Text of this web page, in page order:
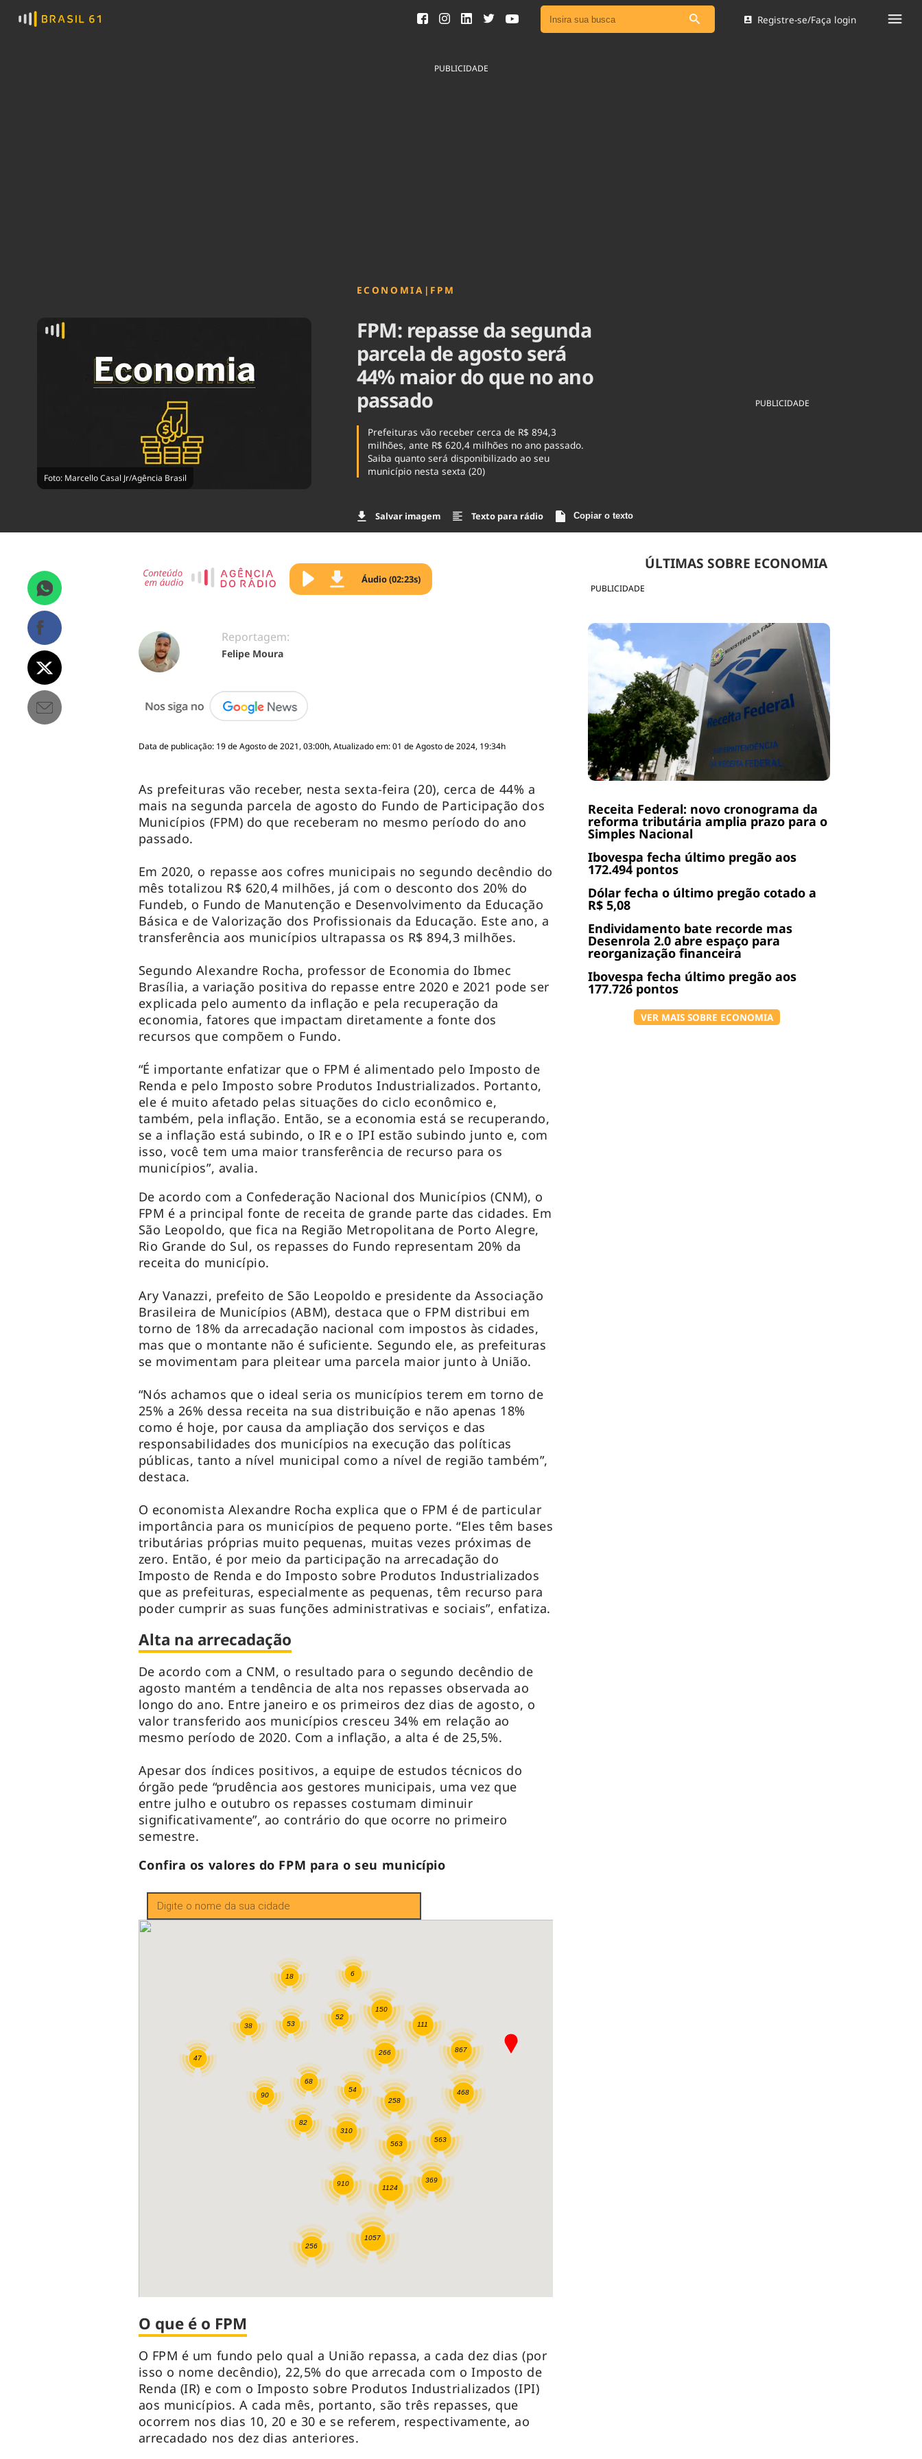
Ver todas as notícias
Agronegócios
Brasil
Cinema
Registre-se/Faça login
PUBLICIDADE
Foto: Marcello Casal Jr/Agência Brasil
ECONOMIA | FPM
FPM: repasse da segunda
parcela de agosto será
44% maior do que no ano
passado
Prefeituras vão receber cerca de R$ 894,3
milhões, ante R$ 620,4 milhões no ano passado.
Saiba quanto será disponibilizado ao seu
município nesta sexta (20)
Salvar imagem Texto para rádio Copiar o texto
PUBLICIDADE
PUBLICIDADE
ÚLTIMAS SOBRE ECONOMIA
Receita Federal: novo cronograma da
reforma tributária amplia prazo para o
Simples Nacional
Ibovespa fecha último pregão aos
172.494 pontos
Dólar fecha o último pregão cotado a
R$ 5,08
Endividamento bate recorde mas
Desenrola 2.0 abre espaço para
reorganização financeira
Ibovespa fecha último pregão aos
177.726 pontos
VER MAIS SOBRE ECONOMIA
Áudio (02:23s)
Reportagem:
Felipe Moura
Data de publicação: 19 de Agosto de 2021, 03:00h, Atualizado em: 01 de Agosto de 2024, 19:34h
As prefeituras vão receber, nesta sexta-feira (20), cerca de 44% a
mais na segunda parcela de agosto do Fundo de Participação dos
Municípios (FPM) do que receberam no mesmo período do ano
passado.
Em 2020, o repasse aos cofres municipais no segundo decêndio do
mês totalizou R$ 620,4 milhões, já com o desconto dos 20% do
Fundeb, o Fundo de Manutenção e Desenvolvimento da Educação
Básica e de Valorização dos Profissionais da Educação. Este ano, a
transferência aos municípios ultrapassa os R$ 894,3 milhões.
Segundo Alexandre Rocha, professor de Economia do Ibmec
Brasília, a variação positiva do repasse entre 2020 e 2021 pode ser
explicada pelo aumento da inflação e pela recuperação da
economia, fatores que impactam diretamente a fonte dos
recursos que compõem o Fundo.
“É importante enfatizar que o FPM é alimentado pelo Imposto de
Renda e pelo Imposto sobre Produtos Industrializados. Portanto,
ele é muito afetado pelas situações do ciclo econômico e,
também, pela inflação. Então, se a economia está se recuperando,
se a inflação está subindo, o IR e o IPI estão subindo junto e, com
isso, você tem uma maior transferência de recurso para os
municípios”, avalia.
De acordo com a Confederação Nacional dos Municípios (CNM), o
FPM é a principal fonte de receita de grande parte das cidades. Em
São Leopoldo, que fica na Região Metropolitana de Porto Alegre,
Rio Grande do Sul, os repasses do Fundo representam 20% da
receita do município.
Ary Vanazzi, prefeito de São Leopoldo e presidente da Associação
Brasileira de Municípios (ABM), destaca que o FPM distribui em
torno de 18% da arrecadação nacional com impostos às cidades,
mas que o montante não é suficiente. Segundo ele, as prefeituras
se movimentam para pleitear uma parcela maior junto à União.
“Nós achamos que o ideal seria os municípios terem em torno de
25% a 26% dessa receita na sua distribuição e não apenas 18%
como é hoje, por causa da ampliação dos serviços e das
responsabilidades dos municípios na execução das políticas
públicas, tanto a nível municipal como a nível de região também”,
destaca.
O economista Alexandre Rocha explica que o FPM é de particular
importância para os municípios de pequeno porte. “Eles têm bases
tributárias próprias muito pequenas, muitas vezes próximas de
zero. Então, é por meio da participação na arrecadação do
Imposto de Renda e do Imposto sobre Produtos Industrializados
que as prefeituras, especialmente as pequenas, têm recurso para
poder cumprir as suas funções administrativas e sociais”, enfatiza.
Alta na arrecadação
De acordo com a CNM, o resultado para o segundo decêndio de
agosto mantém a tendência de alta nos repasses observada ao
longo do ano. Entre janeiro e os primeiros dez dias de agosto, o
valor transferido aos municípios cresceu 34% em relação ao
mesmo período de 2020. Com a inflação, a alta é de 25,5%.
Apesar dos índices positivos, a equipe de estudos técnicos do
órgão pede “prudência aos gestores municipais, uma vez que
entre julho e outubro os repasses costumam diminuir
significativamente”, ao contrário do que ocorre no primeiro
semestre.
Confira os valores do FPM para o seu município
O que é o FPM
O FPM é um fundo pelo qual a União repassa, a cada dez dias (por
isso o nome decêndio), 22,5% do que arrecada com o Imposto de
Renda (IR) e com o Imposto sobre Produtos Industrializados (IPI)
aos municípios. A cada mês, portanto, são três repasses, que
ocorrem nos dias 10, 20 e 30 e se referem, respectivamente, ao
arrecadado nos dez dias anteriores.